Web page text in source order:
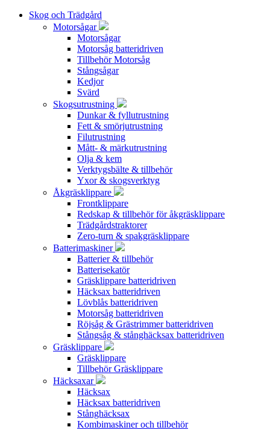
Skog och Trädgård
Motorsågar
Motorsågar
Motorsåg batteridriven
Tillbehör Motorsåg
Stångsågar
Kedjor
Svärd
Skogsutrustning
Dunkar & fyllutrustning
Fett & smörjutrustning
Filutrustning
Mått- & märkutrustning
Olja & kem
Verktygsbälte & tillbehör
Yxor & skogsverktyg
Åkgräsklippare
Frontklippare
Redskap & tillbehör för åkgräsklippare
Trädgårdstraktorer
Zero-turn & spakgräsklippare
Batterimaskiner
Batterier & tillbehör
Batterisekatör
Gräsklippare batteridriven
Häcksax batteridriven
Lövblås batteridriven
Motorsåg batteridriven
Röjsåg & Grästrimmer batteridriven
Stångsåg & stånghäcksax batteridriven
Gräsklippare
Gräsklippare
Tillbehör Gräsklippare
Häcksaxar
Häcksax
Häcksax batteridriven
Stånghäcksax
Kombimaskiner och tillbehör